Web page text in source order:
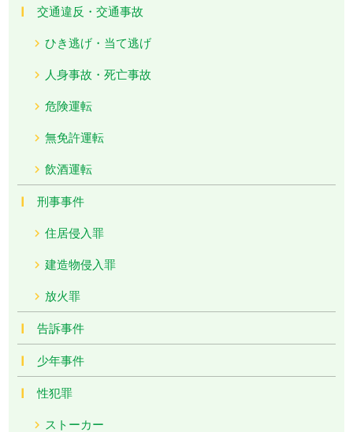
交通違反・交通事故
ひき逃げ・当て逃げ
人身事故・死亡事故
危険運転
無免許運転
飲酒運転
刑事事件
住居侵入罪
建造物侵入罪
放火罪
告訴事件
少年事件
性犯罪
ストーカー